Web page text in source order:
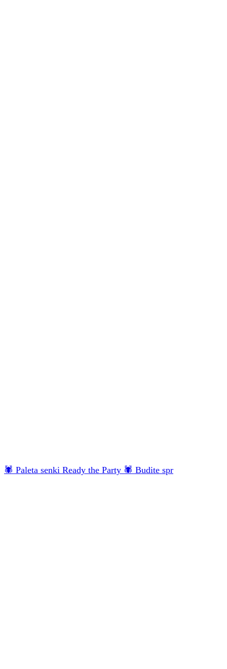
🕷 Paleta senki Ready the Party 🕷 Budite spr